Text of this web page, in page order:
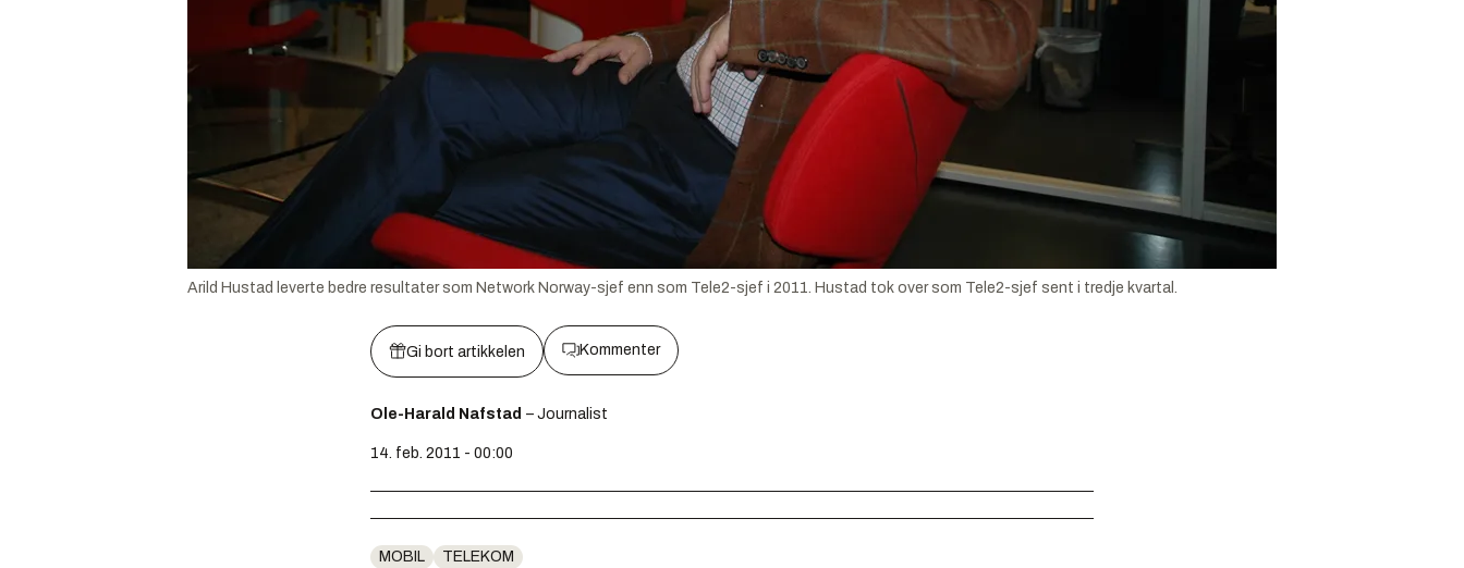
Arild Hustad leverte bedre resultater som Network Norway-sjef enn som Tele2-sjef i 2011. Hustad tok over som Tele2-sjef sent i tredje kvartal.
Gi bort artikkelen Kommenter
Ole-Harald Nafstad – Journalist
14. feb. 2011 - 00:00
MOBIL TELEKOM